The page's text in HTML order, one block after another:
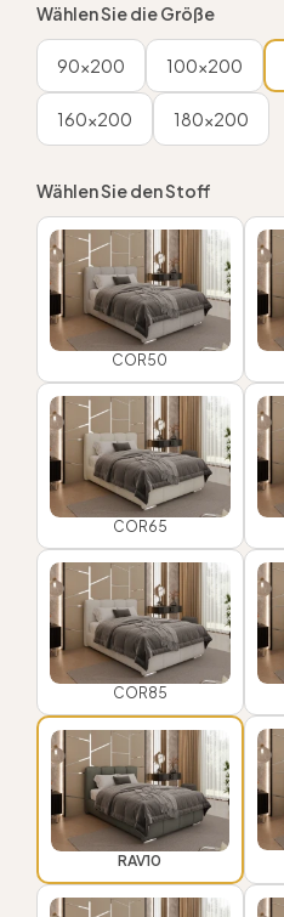
Wählen Sie die Größe
90x200 100x200
160x200 180x200
Wählen Sie den Stoff
COR50
COR65
COR85
RAV10